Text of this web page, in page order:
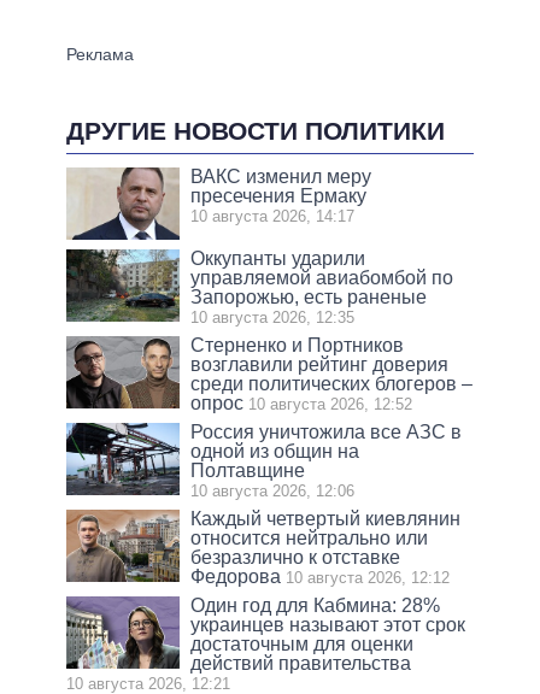
ДРУГИЕ НОВОСТИ ПОЛИТИКИ
ВАКС изменил меру
пресечения Ермаку
10 августа 2026, 14:17
Оккупанты ударили
управляемой авиабомбой по
Запорожью, есть раненые
10 августа 2026, 12:35
Стерненко и Портников
возглавили рейтинг доверия
среди политических блогеров –
опрос 10 августа 2026, 12:52
Россия уничтожила все АЗС в
одной из общин на
Полтавщине
10 августа 2026, 12:06
Каждый четвертый киевлянин
относится нейтрально или
безразлично к отставке
Федорова 10 августа 2026, 12:12
Один год для Кабмина: 28%
украинцев называют этот срок
достаточным для оценки
действий правительства
10 августа 2026, 12:21